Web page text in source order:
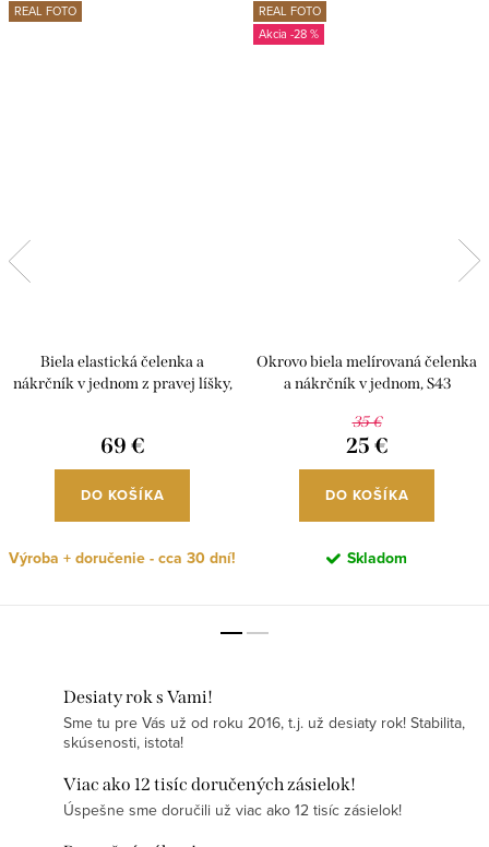
REAL FOTO
Biela elastická čelenka a
nákrčník v jednom z pravej líšky,
69 €
DO KOŠÍKA
Výroba + doručenie - cca 30 dní!
REAL FOTO
-28 %
Okrovo biela melírovaná čelenka
a nákrčník v jednom, S43
35 €
25 €
DO KOŠÍKA
Skladom
Desiaty rok s Vami!
Sme tu pre Vás už od roku 2016, t.j. už desiaty rok! Stabilita,
skúsenosti, istota!
Viac ako 12 tisíc doručených zásielok!
Úspešne sme doručili už viac ako 12 tisíc zásielok!